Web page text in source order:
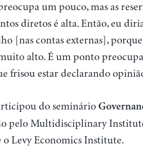
um pouco, mas as
diretos é alta. Então, eu
[nas contas externas],
alto. É um ponto
frisou estar declarando
do seminário
pelo Multidisciplinary
Levy Economics Institute.